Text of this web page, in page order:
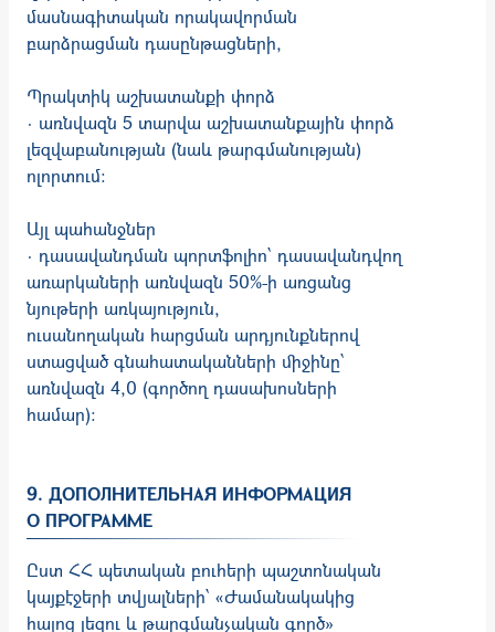
մասնագիտական որակավորման
բարձրացման դասընթացների,
Պրակտիկ աշխատանքի փորձ
· առնվազն 5 տարվա աշխատանքային փորձ
լեզվաբանության (նաև թարգմանության)
ոլորտում։
Այլ պահանջներ
· դասավանդման պորտֆոլիո՝ դասավանդվող
առարկաների առնվազն 50%-ի առցանց
նյութերի առկայություն,
ուսանողական հարցման արդյունքներով
ստացված գնահատականների միջինը՝
առնվազն 4,0 (գործող դասախոսների
համար)։
9. ДОПОЛНИТЕЛЬНАЯ ИНФОРМАЦИЯ
О ПРОГРАММЕ
Ըստ ՀՀ պետական բուհերի պաշտոնական
կայքէջերի տվյալների՝ «Ժամա­նակակից
հայոց լեզու և թարգմանչական գործ»